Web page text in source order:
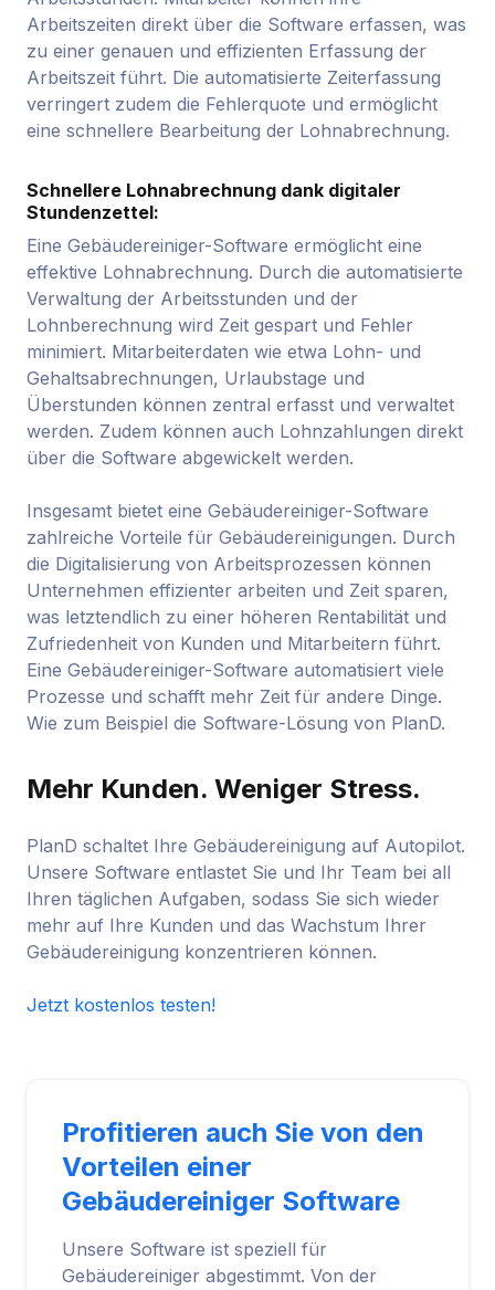
Arbeitszeiten direkt über die Software erfassen, was
zu einer genauen und effizienten Erfassung der
Arbeitszeit führt. Die automatisierte Zeiterfassung
verringert zudem die Fehlerquote und ermöglicht
eine schnellere Bearbeitung der Lohnabrechnung.
Schnellere Lohnabrechnung dank digitaler
Stundenzettel:
Eine Gebäudereiniger-Software ermöglicht eine
effektive Lohnabrechnung. Durch die automatisierte
Verwaltung der Arbeitsstunden und der
Lohnberechnung wird Zeit gespart und Fehler
minimiert. Mitarbeiterdaten wie etwa Lohn- und
Gehaltsabrechnungen, Urlaubstage und
Überstunden können zentral erfasst und verwaltet
werden. Zudem können auch Lohnzahlungen direkt
über die Software abgewickelt werden.
Insgesamt bietet eine Gebäudereiniger-Software
zahlreiche Vorteile für Gebäudereinigungen. Durch
die Digitalisierung von Arbeitsprozessen können
Unternehmen effizienter arbeiten und Zeit sparen,
was letztendlich zu einer höheren Rentabilität und
Zufriedenheit von Kunden und Mitarbeitern führt.
Eine Gebäudereiniger-Software automatisiert viele
Prozesse und schafft mehr Zeit für andere Dinge.
Wie zum Beispiel die Software-Lösung von PlanD.
Mehr Kunden. Weniger Stress.
PlanD schaltet Ihre Gebäudereinigung auf Autopilot.
Unsere Software entlastet Sie und Ihr Team bei all
Ihren täglichen Aufgaben, sodass Sie sich wieder
mehr auf Ihre Kunden und das Wachstum Ihrer
Gebäudereinigung konzentrieren können.
Jetzt kostenlos testen!
Profitieren auch Sie von den
Vorteilen einer
Gebäudereiniger Software
Unsere Software ist speziell für
Gebäudereiniger abgestimmt. Von der